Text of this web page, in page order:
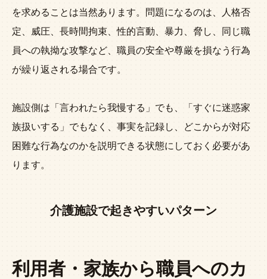
を求めることは当然あります。問題になるのは、人格否
定、威圧、長時間拘束、性的言動、暴力、脅し、同じ職
員への執拗な攻撃など、職員の安全や尊厳を損なう行為
が繰り返される場合です。
施設側は「言われたら我慢する」でも、「すぐに迷惑家
族扱いする」でもなく、事実を記録し、どこからが対応
困難な行為なのかを説明できる状態にしておく必要があ
ります。
介護施設で起きやすいパターン
利用者・家族から職員へのカ